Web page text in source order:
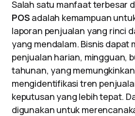
Salah satu manfaat terbesar
POS adalah kemampuan
laporan penjualan yang rinci
yang mendalam. Bisnis dapat
penjualan harian, mingguan,
tahunan, yang
mengidentifikasi tren
keputusan yang lebih tepat.
digunakan untuk